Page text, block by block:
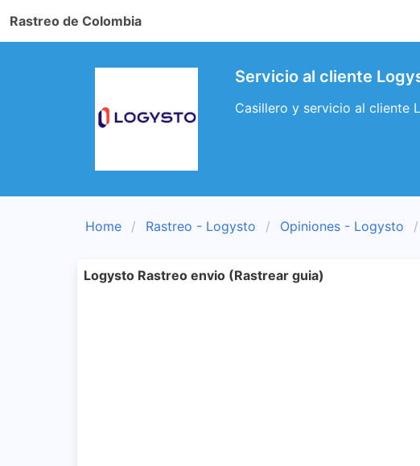
Rastreo de Colombia
Servicio al cliente
Casillero y servicio al cliente
Home Rastreo - Logysto Opiniones - Logysto
Logysto Rastreo envio (Rastrear guia)